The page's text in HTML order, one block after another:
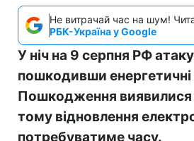
Не витрачай час на шум!
РБК-Україна у Google
У ніч на 9 серпня РФ
пошкодивши
Пошкодження
тому відновлення
потребуватиме часу.